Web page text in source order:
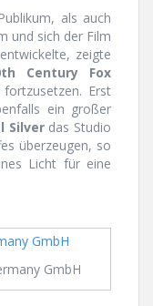
als auch
und sich der Film
zeigte
Century Fox
Erst
ein großer
Silverdas Studio
überzeugen, so
Licht für eine
GmbH